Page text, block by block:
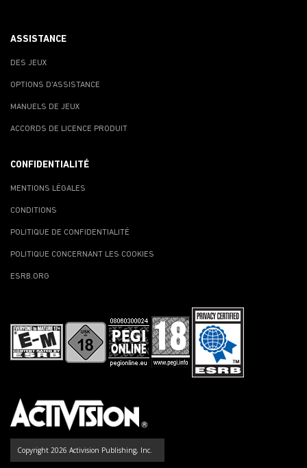
ASSISTANCE
DES JEUX
OPTIONS D'ASSISTANCE
MANUELS DE JEUX
ACCORDS DE LICENCE PRODUIT
CONFIDENTIALITÉ
MENTIONS LÉGALES
CONDITIONS
POLITIQUE DE CONFIDENTIALITÉ
POLITIQUE CONCERNANT LES COOKIES
ESRB.ORG
Copyright 2026 Activision Publishing, Inc.